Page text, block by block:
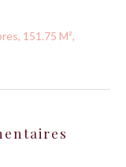
151.75 M²,